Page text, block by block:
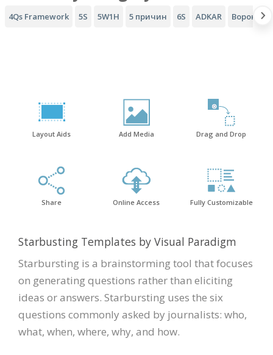
4Qs Framework 5S 5W1H 5 причин 6S ADKAR Воронка
Layout Aids Add Media Drag and Drop
Share Online Access Fully Customizable
Starbusting Templates by Visual Paradigm
Starbursting is a brainstorming tool that focuses
on generating questions rather than eliciting
ideas or answers. Starbursting uses the six
questions commonly asked by journalists: who,
what, when, where, why, and how.